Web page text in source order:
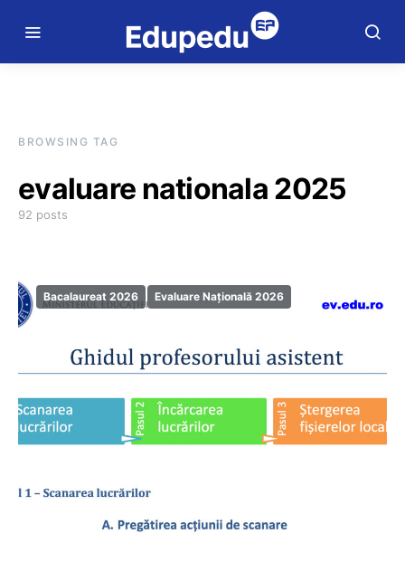
BROWSING TAG
evaluare nationala 2025
92 posts
Bacalaureat 2026 Evaluare Națională 2026